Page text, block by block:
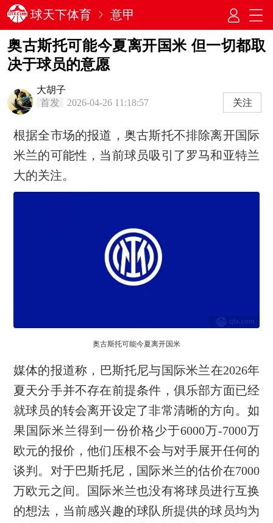
球天下体育 意甲
奥古斯托可能今夏离开国米 但一切都取
决于球员的意愿
大胡子
首发
2026-04-26 11:18:57 关注
根据全市场的报道，奥古斯托不排除离开国际
米兰的可能性，当前球员吸引了罗马和亚特兰
大的关注。
奥古斯托可能今夏离开国米
媒体的报道称，巴斯托尼与国际米兰在2026年
夏天分手并不存在前提条件，俱乐部方面已经
就球员的转会离开设定了非常清晰的方向。如
果国际米兰得到一份价格少于6000万-7000万
欧元的报价，他们压根不会与对手展开任何的
谈判。对于巴斯托尼，国际米兰的估价在7000
万欧元之间。国际米兰也没有将球员进行互换
的想法，当前感兴趣的球队所提供的球员均为